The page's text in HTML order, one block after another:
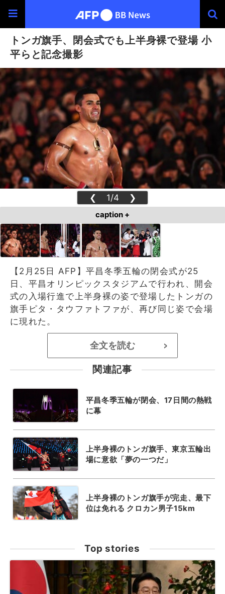
トンガ旗手、閉会式でも上半身裸で登場 小
平らと記念撮影
❮ 1/4 ❯
caption +
【2月25日 AFP】平昌冬季五輪の閉会式が25
日、平昌オリンピックスタジアムで行われ、開会
式の入場行進で上半身裸の姿で登場したトンガの
旗手ピタ・タウファトファが、再び同じ姿で会場
に現れた。
全文を読む >
関連記事
平昌冬季五輪が閉会、17日間の熱戦
に幕
上半身裸のトンガ旗手、東京五輪出
場に意欲「夢の一つだ」
上半身裸のトンガ旗手が完走、最下
位は免れる クロカン男子15km
Top stories